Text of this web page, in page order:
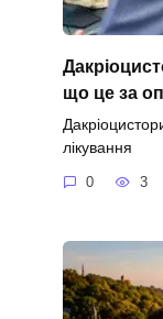
що це за
лікування
0 3